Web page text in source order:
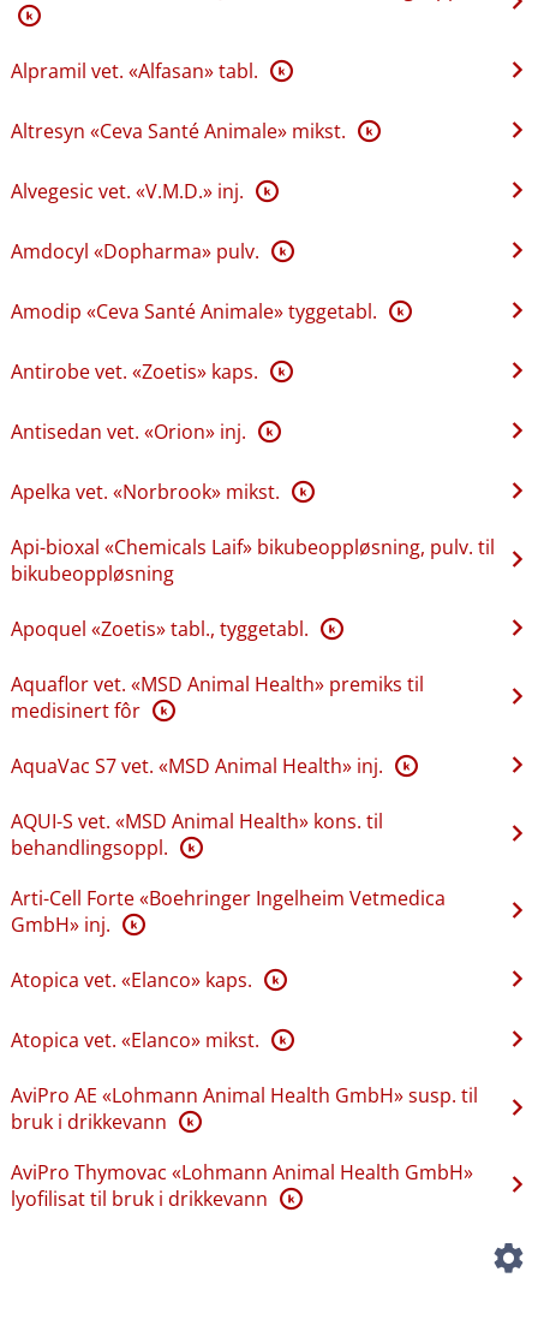
K
Alpramil vet. «Alfasan» tabl. K
Altresyn «Ceva Santé Animale» mikst. K
Alvegesic vet. «V.M.D.» inj. K
Amdocyl «Dopharma» pulv. K
Amodip «Ceva Santé Animale» tyggetabl. K
Antirobe vet. «Zoetis» kaps. K
Antisedan vet. «Orion» inj. K
Apelka vet. «Norbrook» mikst. K
Api-bioxal «Chemicals Laif» bikubeoppløsning, pulv. til
bikubeoppløsning
Apoquel «Zoetis» tabl., tyggetabl. K
Aquaflor vet. «MSD Animal Health» premiks til
medisinert fôr K
AquaVac S7 vet. «MSD Animal Health» inj. K
AQUI-S vet. «MSD Animal Health» kons. til
behandlingsoppl. K
Arti-Cell Forte «Boehringer Ingelheim Vetmedica
GmbH» inj. K
Atopica vet. «Elanco» kaps. K
Atopica vet. «Elanco» mikst. K
AviPro AE «Lohmann Animal Health GmbH» susp. til
bruk i drikkevann K
AviPro Thymovac «Lohmann Animal Health GmbH»
lyofilisat til bruk i drikkevann K